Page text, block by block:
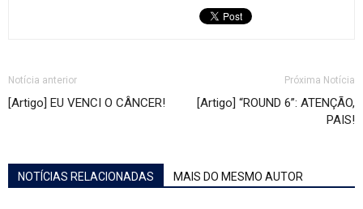
Notícia anterior
[Artigo] EU VENCI O CÂNCER!
Próxima Notícia
[Artigo] “ROUND 6”: ATENÇÃO,
PAIS!
NOTÍCIAS RELACIONADAS MAIS DO MESMO AUTOR